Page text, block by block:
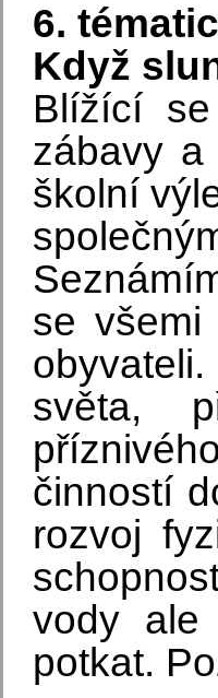
6.
Když
Blížící
zábavy a
školní
se všemi
světa,
činností
rozvoj
vody
potkat.